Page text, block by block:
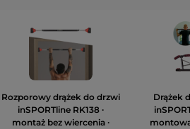
Rozporowy drążek do drzwi
inSPORTline RK138 ∙
montaż bez wiercenia ∙
Drążek